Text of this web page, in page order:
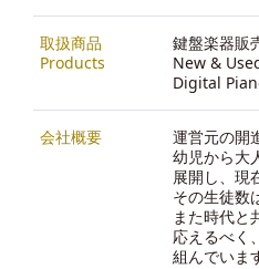
取扱商品
Products
鍵盤楽器販
New &
Digital
会社概要
運営元の開
幼児から大
展開し、現
その生徒数
また時代と
応えるべく
組んでいま